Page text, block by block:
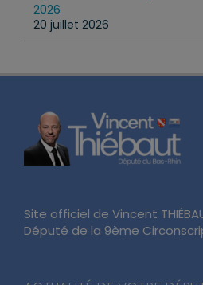
Agenda du lundi 20 juillet au
2026
20 juillet 2026
Site officiel de Vincent